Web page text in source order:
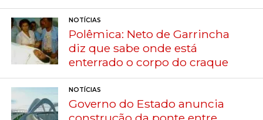
NOTÍCIAS
Polêmica: Neto de Garrincha
diz que sabe onde está
enterrado o corpo do craque
NOTÍCIAS
Governo do Estado anuncia